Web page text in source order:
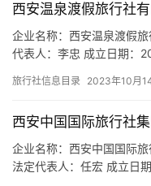
西安温泉渡假旅行社
企业名称：西安温泉渡假
代表人：李忠 成立日期：
91610115729984104C 注
业务；国内旅游服务（上
旅行社信息目录 2023年10月
西安中国国际旅行社
企业名称：西安中国国际
法定代表人：任宏 成立